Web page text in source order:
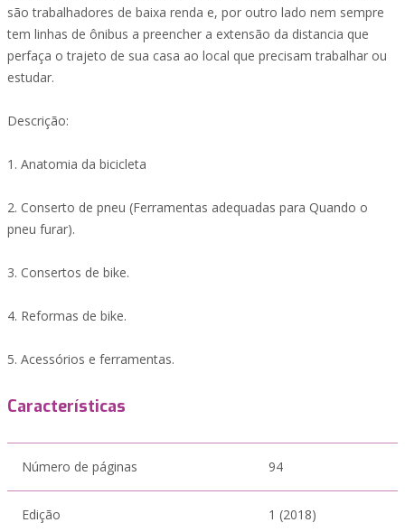
são trabalhadores de baixa renda e, por outro lado nem sempre
tem linhas de ônibus a preencher a extensão da distancia que
perfaça o trajeto de sua casa ao local que precisam trabalhar ou
estudar.
Descrição:
1. Anatomia da bicicleta
2. Conserto de pneu (Ferramentas adequadas para Quando o
pneu furar).
3. Consertos de bike.
4. Reformas de bike.
5. Acessórios e ferramentas.
Características
Número de páginas 94
Edição 1 (2018)